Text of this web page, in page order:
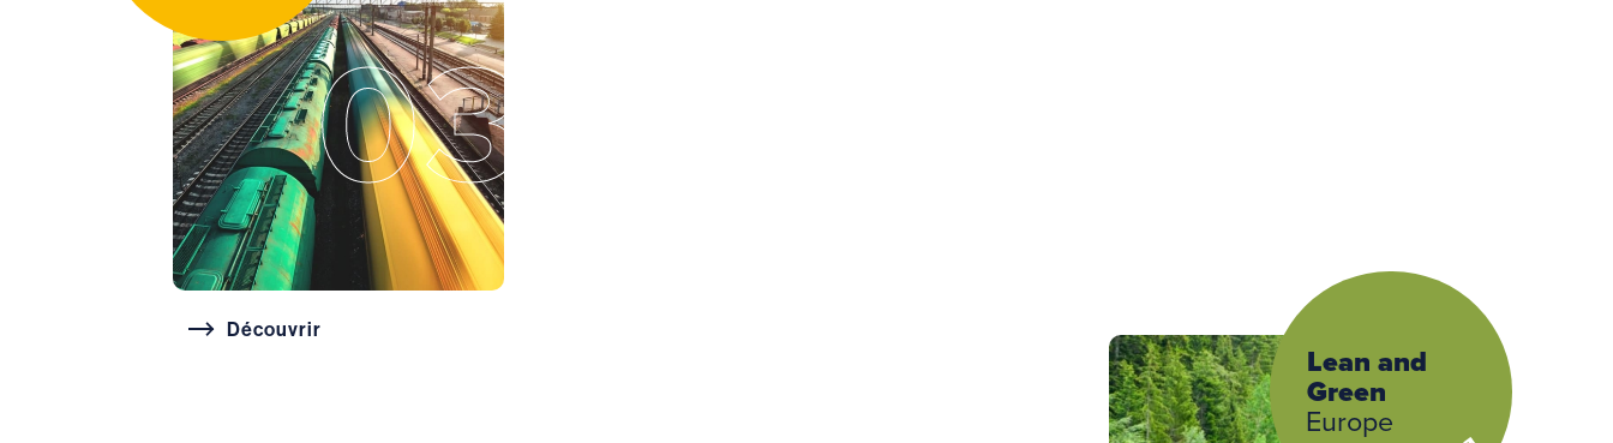
03
Découvrir
Lean and
Green
Europe